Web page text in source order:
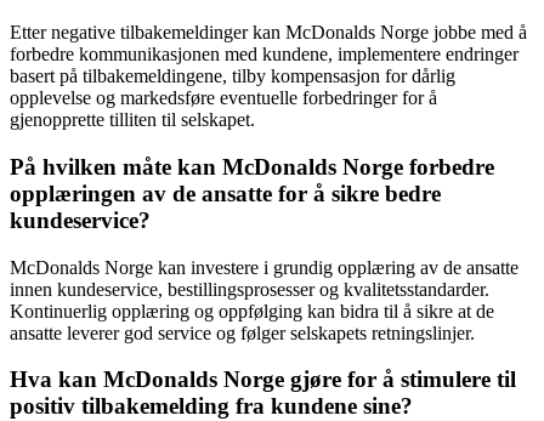
Etter negative tilbakemeldinger kan McDonalds Norge jobbe med å
forbedre kommunikasjonen med kundene, implementere endringer
basert på tilbakemeldingene, tilby kompensasjon for dårlig
opplevelse og markedsføre eventuelle forbedringer for å
gjenopprette tilliten til selskapet.
På hvilken måte kan McDonalds Norge forbedre
opplæringen av de ansatte for å sikre bedre
kundeservice?
McDonalds Norge kan investere i grundig opplæring av de ansatte
innen kundeservice, bestillingsprosesser og kvalitetsstandarder.
Kontinuerlig opplæring og oppfølging kan bidra til å sikre at de
ansatte leverer god service og følger selskapets retningslinjer.
Hva kan McDonalds Norge gjøre for å stimulere til
positiv tilbakemelding fra kundene sine?